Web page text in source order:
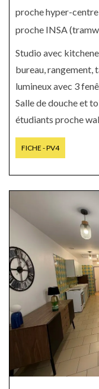
proche hyper-
proche INSA
Studio avec
bureau, rangement,
lumineux avec 3
Salle de douche et
étudiants proche
FICHE - PV4